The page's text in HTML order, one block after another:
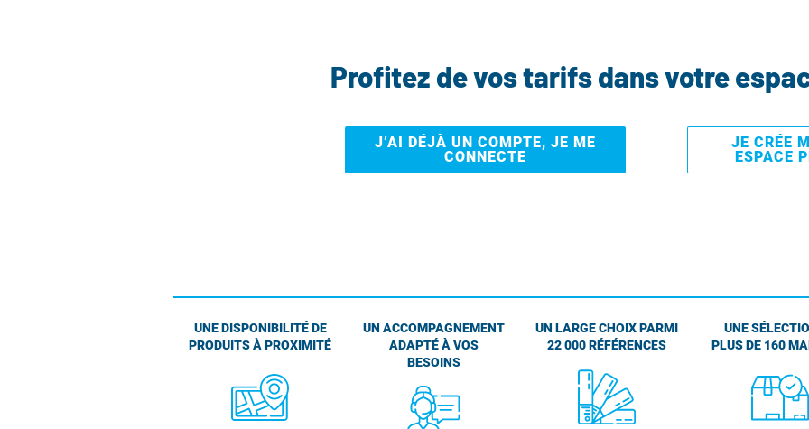
Profitez de vos tarifs dans votre
J’AI DÉJÀ UN COMPTE, JE ME
CONNECTE
JE CRÉE
ESPACE
UNE DISPONIBILITÉ DE
PRODUITS À PROXIMITÉ
UN ACCOMPAGNEMENT
ADAPTÉ À VOS
BESOINS
UN LARGE CHOIX PARMI
22 000 RÉFÉRENCES
UNE
PLUS DE 160